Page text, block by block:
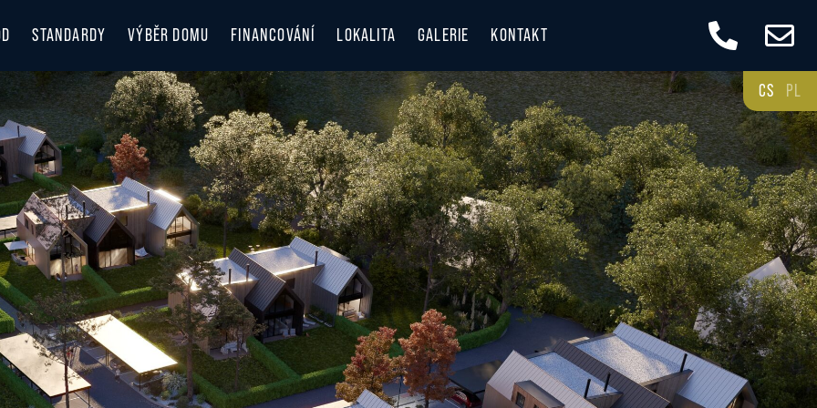
STANDARDY VÝBĚR DOMU FINANCOVÁNÍ LOKALITA
LOKALITA A DOSTUPNOST
OBJEVUJTE KRÁSNÉ BESKYDY
ZIMA V BESKYDECH
GALERIE KONTAKT
CS PL